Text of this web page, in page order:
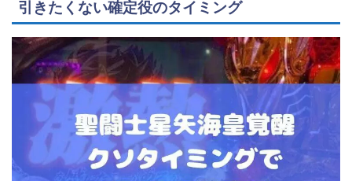
引きたくない確定役のタイミング